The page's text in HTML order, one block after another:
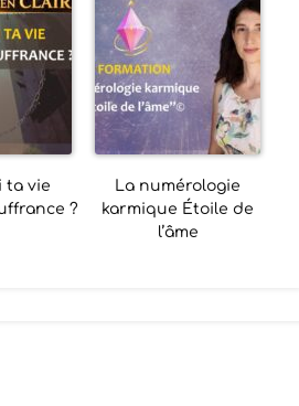
ta vie
?
La numérologie
karmique Étoile de
l’âme